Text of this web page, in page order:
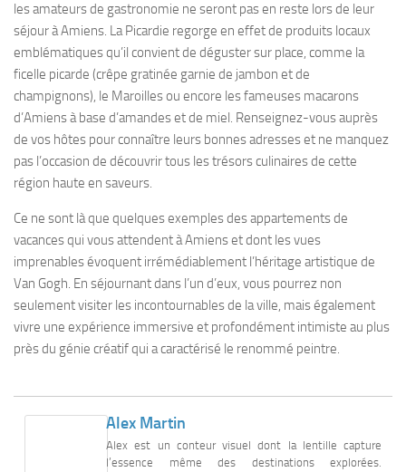
les amateurs de gastronomie ne seront pas en reste lors de leur
séjour à Amiens. La Picardie regorge en effet de produits locaux
emblématiques qu’il convient de déguster sur place, comme la
ficelle picarde (crêpe gratinée garnie de jambon et de
champignons), le Maroilles ou encore les fameuses macarons
d’Amiens à base d’amandes et de miel. Renseignez-vous auprès
de vos hôtes pour connaître leurs bonnes adresses et ne manquez
pas l’occasion de découvrir tous les trésors culinaires de cette
région haute en saveurs.
Ce ne sont là que quelques exemples des appartements de
vacances qui vous attendent à Amiens et dont les vues
imprenables évoquent irrémédiablement l’héritage artistique de
Van Gogh. En séjournant dans l’un d’eux, vous pourrez non
seulement visiter les incontournables de la ville, mais également
vivre une expérience immersive et profondément intimiste au plus
près du génie créatif qui a caractérisé le renommé peintre.
Alex Martin
Alex est un conteur visuel dont la lentille capture
l’essence même des destinations explorées.